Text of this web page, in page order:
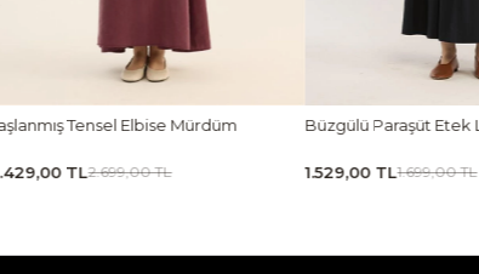
Paraşüt Etek Lacivert
TL1.699,00 TL
Ön Pileli Bluz Camel
1.619,00 TL1.799,00 TL